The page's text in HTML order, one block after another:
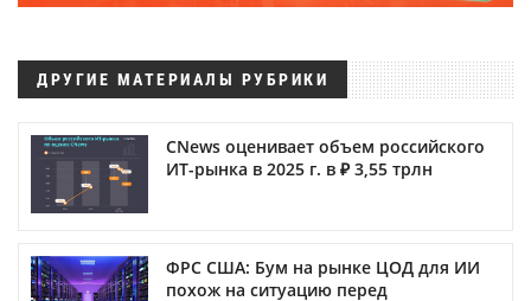
ДРУГИЕ МАТЕРИАЛЫ РУБРИКИ
CNews оценивает объем российского
ИТ-рынка в 2025 г. в ₽ 3,55 трлн
ФРС США: Бум на рынке ЦОД для ИИ
похож на ситуацию перед